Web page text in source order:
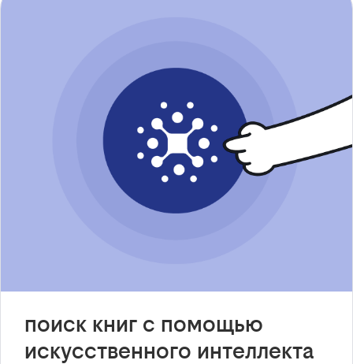
поиск книг с помощью
искусственного интеллекта